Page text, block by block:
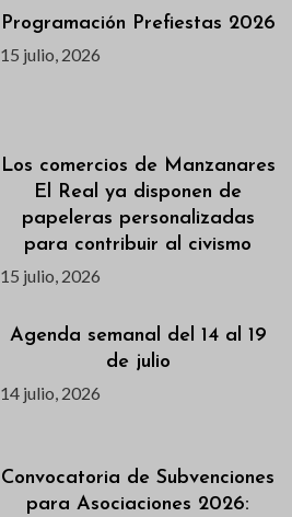
Programación Prefiestas 2026
15 julio, 2026
Los comercios de Manzanares
El Real ya disponen de
papeleras personalizadas
para contribuir al civismo
15 julio, 2026
Agenda semanal del 14 al 19
de julio
14 julio, 2026
Convocatoria de Subvenciones
para Asociaciones 2026: